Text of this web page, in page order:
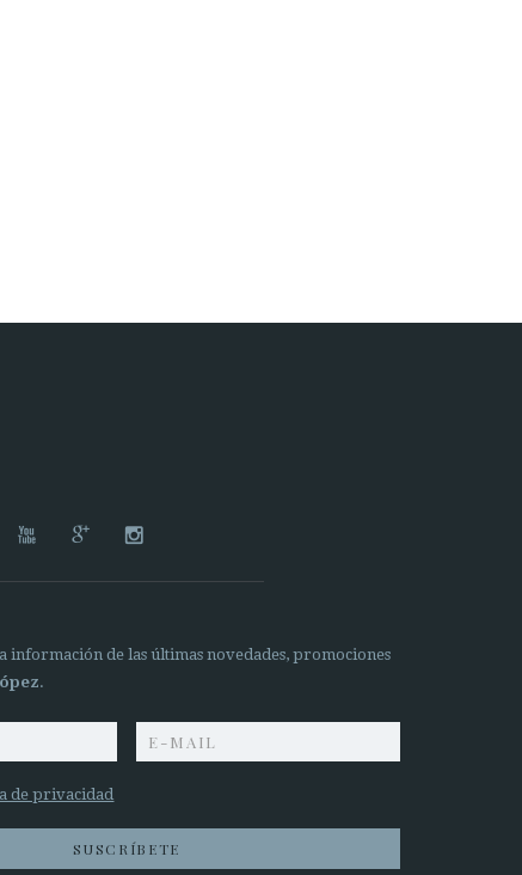
  
información de las últimas novedades, promociones
.
de privacidad
SUSCRÍBETE